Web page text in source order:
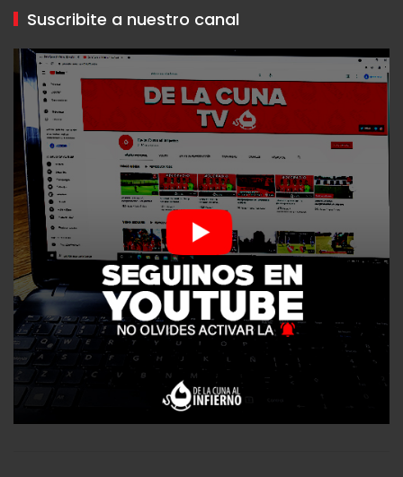
Suscribite a nuestro canal